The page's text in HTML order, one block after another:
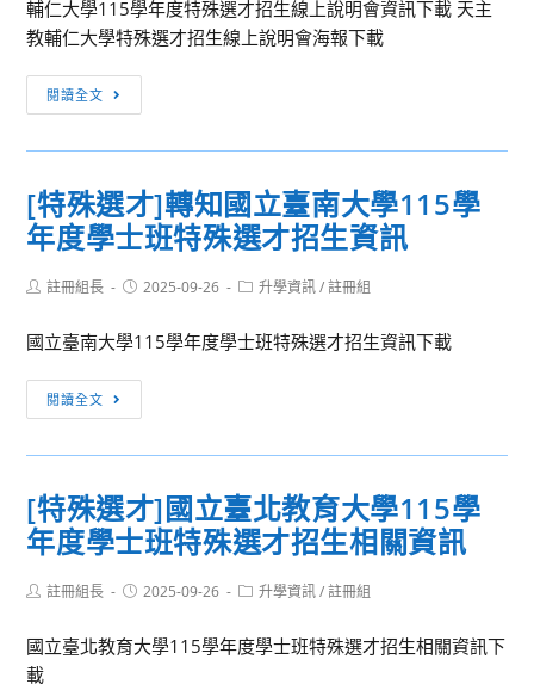
令
者，
請
提
證
文
件
至
事
理
提
國
民
健
辦
理
「114
年
構
生
命
營
養
照
護
略」
輔仁大學115學年度特殊選才招生線上說明會資訊下載 天主
教輔仁大學特殊選才招生線上說明會海報下載
閱讀全文
殊
選
轉
知
仁
學
115
度
特
殊
選
招
生
線
[特殊選才]轉知國立臺南大學115學
年度學士班特殊選才招生資訊
Post註冊組長
Post2025-09-26
Post升學資訊 / 註冊組
國立臺南大學115學年度學士班特殊選才招生資訊下載
閱讀全文
殊
選
轉
知
立
南
[特殊選才]國立臺北教育大學115學
年度學士班特殊選才招生相關資訊
Post註冊組長
Post2025-09-26
Post升學資訊 / 註冊組
國立臺北教育大學115學年度學士班特殊選才招生相關資訊下
載